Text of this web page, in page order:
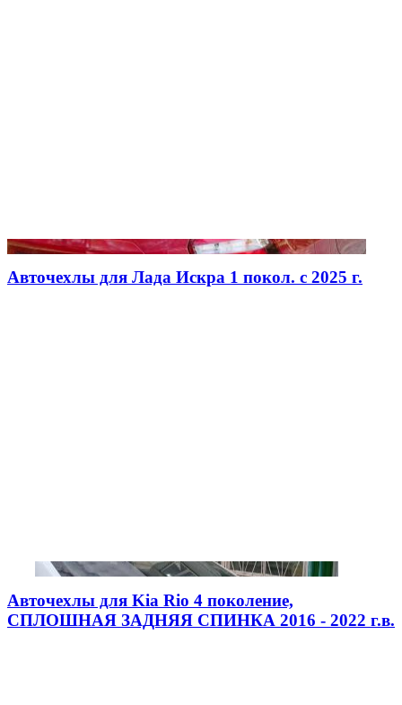
Авточехлы для Лада Искра 1 покол. с 2025 г.
Авточехлы для Kia Rio 4 поколение,
СПЛОШНАЯ ЗАДНЯЯ СПИНКА 2016 - 2022 г.в.